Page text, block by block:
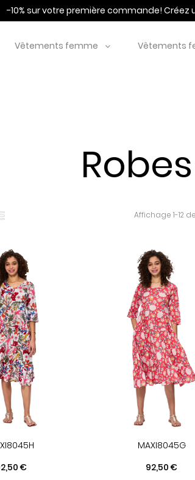
-10% sur votre première commande! Créez
Vêtements femme Vêtements
Robes
Affichage 1-12
€
MAXI8045G
Prix
92,50 €